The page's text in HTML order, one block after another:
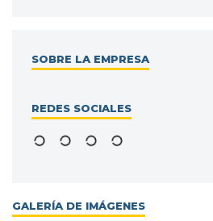
SOBRE LA EMPRESA
REDES SOCIALES
GALERÍA DE IMÁGENES